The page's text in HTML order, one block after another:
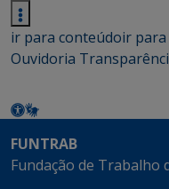
ir para conteúdoir para
Ouvidoria
FUNTRAB
Fundação de Trabalho